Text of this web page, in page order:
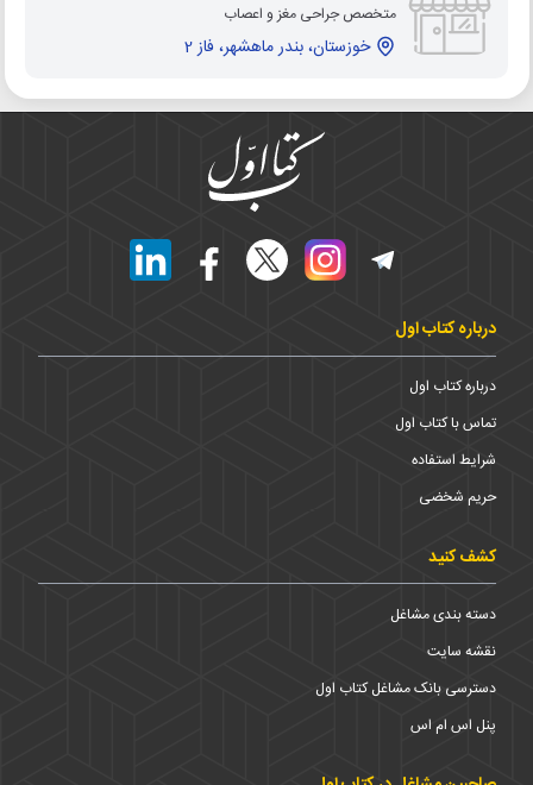
متخصص جراحی مغز و اعصاب
خوزستان، بندر ماهشهر، فاز 2
درباره کتاب اول
درباره کتاب اول
تماس با کتاب اول
شرایط استفاده
حریم شخضی
کشف کنید
دسته بندی مشاغل
نقشه سایت
دسترسی بانک مشاغل کتاب اول
پنل اس ام اس